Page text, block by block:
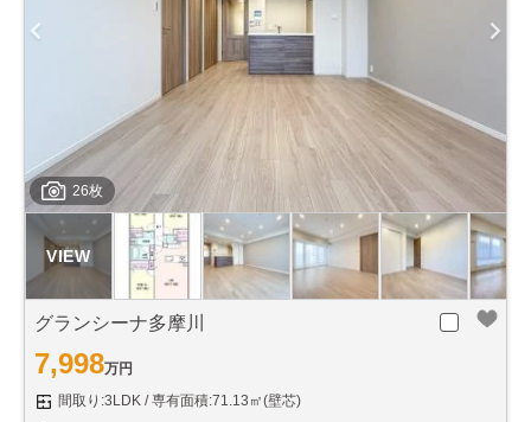
26枚
グランシーナ多摩川
7,998万円
間取り:3LDK
専有面積:71.13㎡(壁芯)